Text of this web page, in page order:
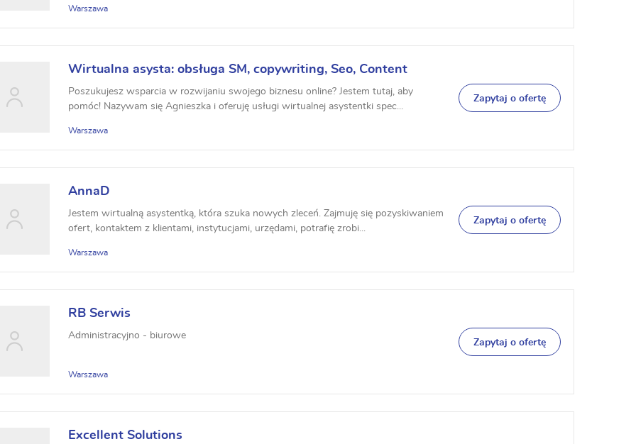
Warszawa
Wirtualna asysta: obsługa SM, copywriting, Seo, Content
Marketing itd
Poszukujesz wsparcia w rozwijaniu swojego biznesu online? Jestem tutaj, aby
pomóc! Nazywam się Agnieszka i oferuję usługi wirtualnej asystentki spec...
Warszawa
Zapytaj o ofertę
AnnaD
Jestem wirtualną asystentką, która szuka nowych zleceń. Zajmuję się pozyskiwaniem
ofert, kontaktem z klientami, instytucjami, urzędami, potrafię zrobi...
Warszawa
Zapytaj o ofertę
RB Serwis
Administracyjno - biurowe
Warszawa
Zapytaj o ofertę
Excellent Solutions